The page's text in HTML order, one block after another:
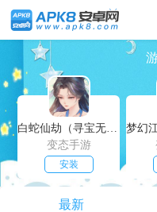
白蛇仙劫（寻宝无限真充）
变态手游
安装
最新